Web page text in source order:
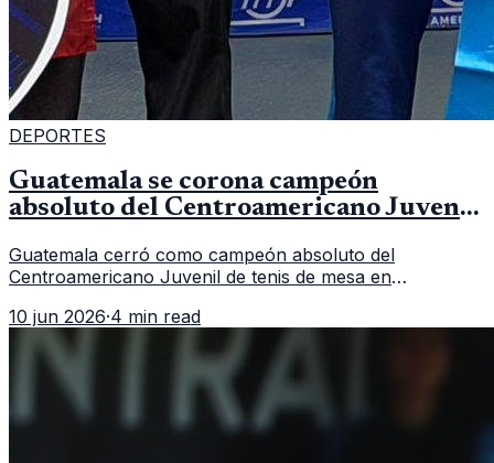
DEPORTES
Guatemala se corona campeón
absoluto del Centroamericano Juvenil
Guatemala cerró como campeón absoluto del
Centroamericano Juvenil de tenis de mesa en
cobertura oficial difundida por CDAG.
10 jun 2026·4 min read